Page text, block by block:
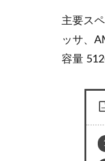
主要ス
ッサ、
容量